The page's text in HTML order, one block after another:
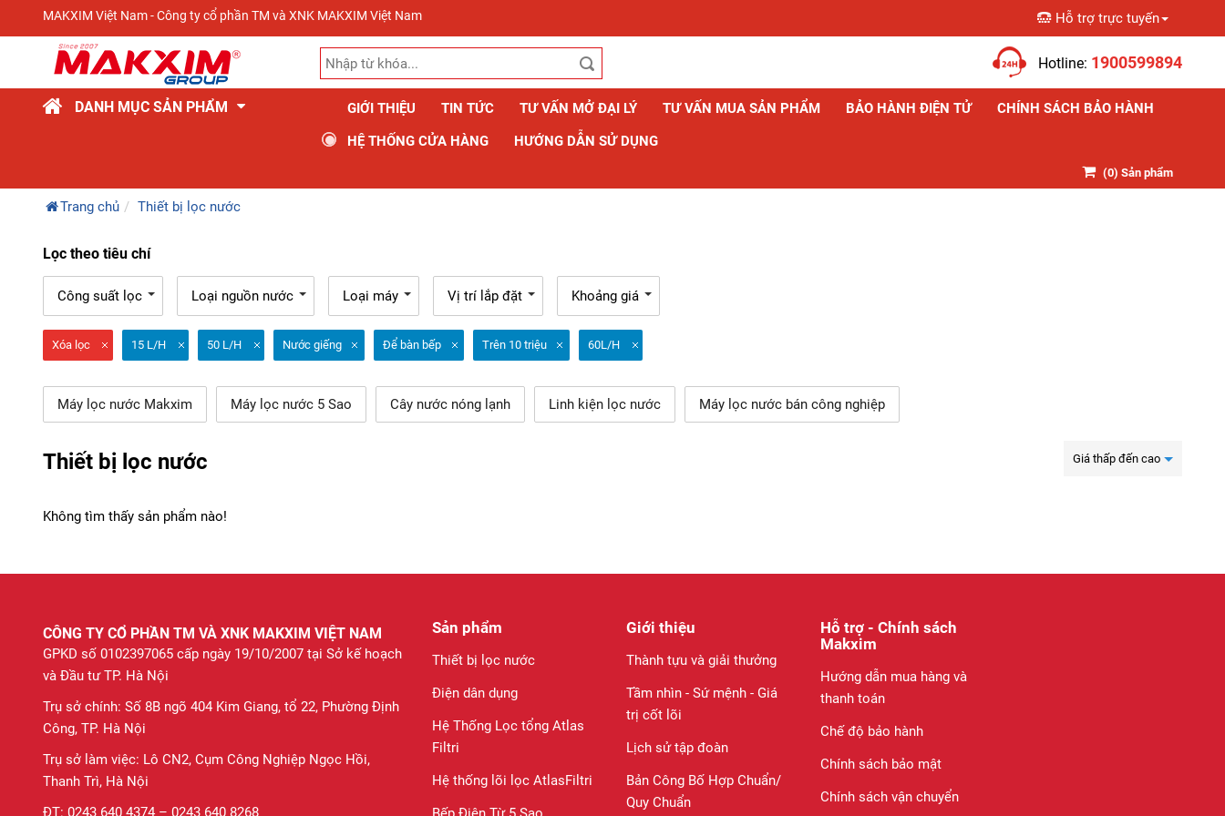
MAKXIM Việt Nam - Công ty cổ phần TM và XNK MAKXIM Việt Nam Hỗ trợ trực tuyến
Hotline: 1900599894
DANH MỤC SẢN PHẨM GIỚI THIỆU TIN TỨC TƯ VẤN MỞ ĐẠI LÝ TƯ VẤN MUA SẢN PHẨM BẢO HÀNH ĐIỆN TỬ
CHÍNH SÁCH BẢO HÀNH
HỆ THỐNG CỬA HÀNG
HƯỚNG DẪN SỬ DỤNG
(0) Sản phẩm
Trang chủ Thiết bị lọc nước
Lọc theo tiêu chí
Công suất lọc Loại nguồn nước Loại máy Vị trí lắp đặt Khoảng giá
Xóa lọc 15 L/H 50 L/H Nước giếng Để bàn bếp Trên 10 triệu 60L/H
Máy lọc nước Makxim Máy lọc nước 5 Sao Cây nước nóng lạnh Linh kiện lọc nước Máy lọc nước bán công nghiệp
Thiết bị lọc nước Giá thấp đến cao
Không tìm thấy sản phẩm nào!
CÔNG TY CỔ PHẦN TM VÀ XNK MAKXIM VIỆT NAM
GPKD số 0102397065 cấp ngày 19/10/2007 tại Sở kế hoạch
và Đầu tư TP. Hà Nội
Trụ sở chính: Số 8B ngõ 404 Kim Giang, tổ 22, Phường Định
Công, TP. Hà Nội
Trụ sở làm việc: Lô CN2, Cụm Công Nghiệp Ngọc Hồi,
Thanh Trì, Hà Nội
ĐT: 0243 640 4374 – 0243 640 8268
Sản phẩm
Thiết bị lọc nước
Điện dân dụng
Hệ Thống Lọc tổng Atlas
Filtri
Hệ thống lõi lọc AtlasFiltri
Giới thiệu
Thành tựu và giải thưởng
Tầm nhìn - Sứ mệnh - Giá
trị cốt lõi
Lịch sử tập đoàn
Bản Công Bố Hợp Chuẩn/
Quy Chuẩn
Hỗ trợ - Chính sách
Makxim
Hướng dẫn mua hàng và
thanh toán
Chế độ bảo hành
Chính sách bảo mật
Chính sách vận chuyển